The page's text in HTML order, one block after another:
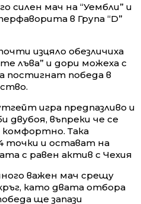
силен мач на “Уембли” и
в Група “D”
изцяло обезличиха
лъва” и дори можеха с
постигнат победа в
игра предпазливо и
двубоя, въпреки че се
комфортно. Така
точки и остават на
с равен актив с Чехия
важен мач срещу
като двата отбора
ще запази